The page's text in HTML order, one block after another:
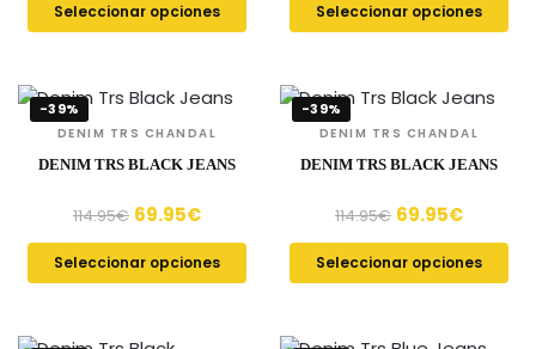
Seleccionar opciones Seleccionar opciones
-39%
DENIM TRS CHANDAL
DENIM TRS BLACK JEANS
114.95€ 69.95€
Seleccionar opciones
-39%
DENIM TRS CHANDAL
DENIM TRS BLACK JEANS
114.95€ 69.95€
Seleccionar opciones